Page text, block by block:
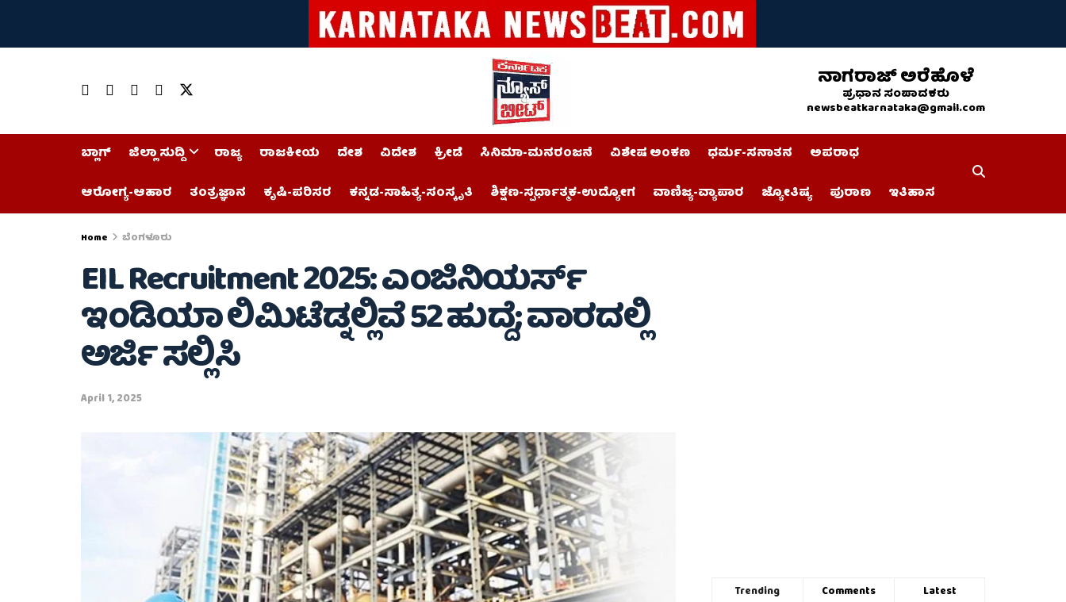
ನಾಗರಾಜ್ ಅರೆಹೊಳೆ
ಪ್ರಧಾನ ಸಂಪಾದಕರು
newsbeatkarnataka@gmail.com
ಬ್ಲಾಗ್ ಜಿಲ್ಲಾ ಸುದ್ದಿ ರಾಜ್ಯ ರಾಜಕೀಯ ದೇಶ ವಿದೇಶ ಕ್ರೀಡೆ ಸಿನಿಮಾ-ಮನರಂಜನೆ ವಿಶೇಷ ಅಂಕಣ ಧರ್ಮ-ಸನಾತನ
ಅಪರಾಧ
ಆರೋಗ್ಯ-ಆಹಾರ
ತಂತ್ರಜ್ಞಾನ ಕೃಷಿ-ಪರಿಸರ ಕನ್ನಡ-ಸಾಹಿತ್ಯ-ಸಂಸ್ಕೃತಿ ಶಿಕ್ಷಣ-ಸ್ಪರ್ಧಾತ್ಮಕ-ಉದ್ಯೋಗ ವಾಣಿಜ್ಯ-ವ್ಯಾಪಾರ ಜ್ಯೋತಿಷ್ಯ ಪುರಾಣ ಇತಿಹಾಸ
Home ಬೆಂಗಳೂರು
EIL Recruitment 2025: ಎಂಜಿನಿಯರ್ಸ್
ಇಂಡಿಯಾ ಲಿಮಿಟೆಡ್ನಲ್ಲಿವೆ 52 ಹುದ್ದೆ; ವಾರದಲ್ಲಿ
ಅರ್ಜಿ ಸಲ್ಲಿಸಿ
April 1, 2025
Trending Comments Latest